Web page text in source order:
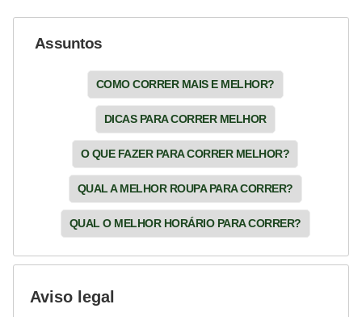
Assuntos
COMO CORRER MAIS E MELHOR?
DICAS PARA CORRER MELHOR
O QUE FAZER PARA CORRER MELHOR?
QUAL A MELHOR ROUPA PARA CORRER?
QUAL O MELHOR HORÁRIO PARA CORRER?
Aviso legal